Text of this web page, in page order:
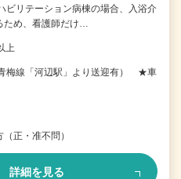
ビリテーション病棟の場合、入浴介
ため、看護師だけ…
上
梅線「河辺駅」より送迎有） ★車
正・准不問）
詳細を見る